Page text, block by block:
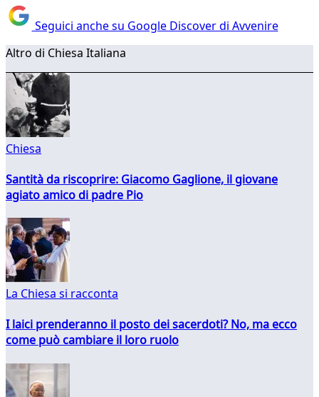
Seguici anche su Google Discover di Avvenire
Altro di Chiesa Italiana
Chiesa
Santità da riscoprire: Giacomo Gaglione, il giovane
agiato amico di padre Pio
La Chiesa si racconta
I laici prenderanno il posto dei sacerdoti? No, ma ecco
come può cambiare il loro ruolo